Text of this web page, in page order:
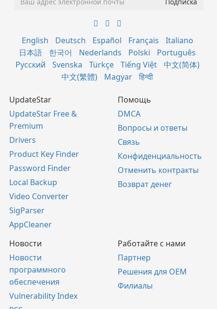
English Deutsch Español Français
Italiano
日本語
한국어 Nederlands Polski
Português
Русский
Svenska Türkçe Tiếng Việt
中文(简体)
中文(繁體)
Magyar हिन्दी
UpdateStar
UpdateStar Free &
Premium
Drivers
Product Key Finder
Password Finder
Local Backup
Video Converter
SigParser
AppCleaner
Помощь
DMCA
Вопросы и ответы
Связь
Конфиденциальность
Отменить контракты
Возврат денег
Новости
Новости
программного
обеспечения
Vulnerability Index
Работайте с нами
Партнер
Решения для OEM
Филиалы